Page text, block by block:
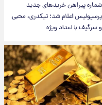
شماره پیراهن خریدهای جدید
پرسپولیس اعلام شد؛ تیکدری، محبی
و سرگیف با اعداد ویژه